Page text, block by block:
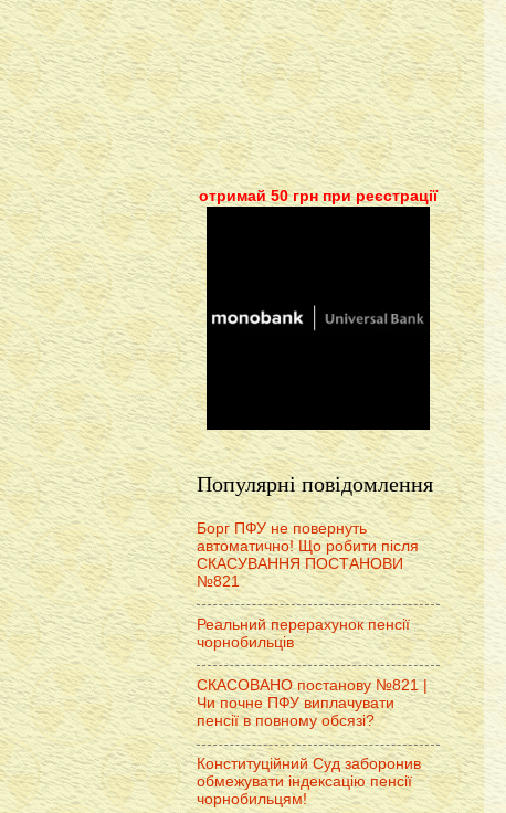
отримай 50 грн при реєстрації
Популярні повідомлення
Борг ПФУ не повернуть
автоматично! Що робити після
СКАСУВАННЯ ПОСТАНОВИ
№821
Реальний перерахунок пенсії
чорнобильців
СКАСОВАНО постанову №821 |
Чи почне ПФУ виплачувати
пенсії в повному обсязі?
Конституційний Суд заборонив
обмежувати індексацію пенсії
чорнобильцям!